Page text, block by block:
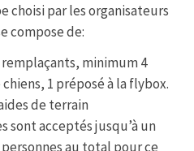
choisi par les organisateurs
compose de:
remplaçants, minimum 4
1 préposé à la flybox.
de terrain
sont acceptés jusqu’à un
au total pour ce